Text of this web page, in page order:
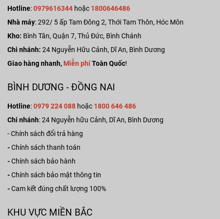
Hotline:0979616344 hoặc 1800646486
Nhà máy:292/ 5 ấp Tam Đông 2, Thới Tam Thôn, Hóc Môn
Kho: Bình Tân, Quận 7, Thủ Đức, Bình Chánh
Chi nhánh: 24 Nguyễn Hữu Cảnh, Dĩ An, Bình Dương
Giao hàng nhanh, Miễn phíToàn Quốc!
BÌNH DƯƠNG - ĐỒNG NAI
Hotline:0979 224 088 hoặc 1800 646 486
Chi nhánh: 24 Nguyễn hữu Cảnh, Dĩ An, Bình Dương
-Chính sách đổi trả hàng
-Chính sách thanh toán
-Chính sách bảo hành
-Chính sách bảo mật thông tin
-Cam kết đúng chất lượng 100%
KHU VỰC MIỀN BẮC